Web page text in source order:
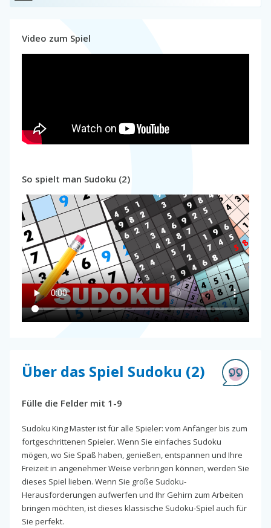
Video zum Spiel
So spielt man Sudoku (2)
Über das Spiel Sudoku (2)
Fülle die Felder mit 1-9
Sudoku King Master ist für alle Spieler: vom Anfänger bis zum
fortgeschrittenen Spieler. Wenn Sie einfaches Sudoku
mögen, wo Sie Spaß haben, genießen, entspannen und Ihre
Freizeit in angenehmer Weise verbringen können, werden Sie
dieses Spiel lieben. Wenn Sie große Sudoku-
Herausforderungen aufwerfen und Ihr Gehirn zum Arbeiten
bringen möchten, ist dieses klassische Sudoku-Spiel auch für
Sie perfekt.